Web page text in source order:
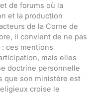
de forums où la
et la production
de la Corne de
il convient de ne pas
ces mentions
mais elles
doctrine personnelle
que son ministère est
croise le